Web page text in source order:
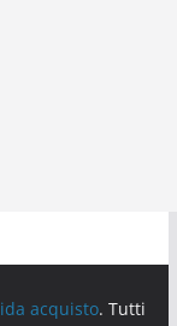
acquisto. Tutti